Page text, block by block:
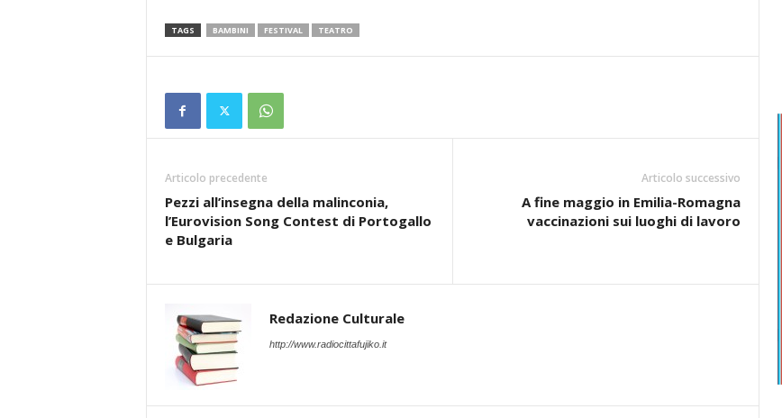
TAGS BAMBINI FESTIVAL TEATRO
Articolo precedente
Pezzi all’insegna della malinconia,
l’Eurovision Song Contest di Portogallo
e Bulgaria
Articolo successivo
A fine maggio in Emilia-Romagna
vaccinazioni sui luoghi di lavoro
Redazione Culturale
http://www.radiocittafujiko.it